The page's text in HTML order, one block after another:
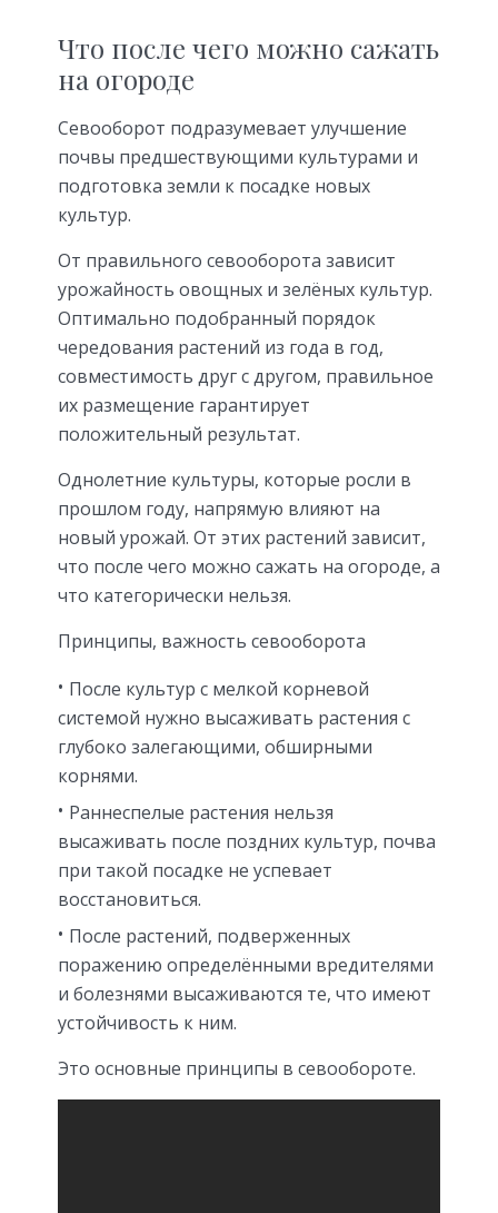
Что после чего можно сажать
на огороде
Севооборот подразумевает улучшение
почвы предшествующими культурами и
подготовка земли к посадке новых
культур.
От правильного севооборота зависит
урожайность овощных и зелёных культур.
Оптимально подобранный порядок
чередования растений из года в год,
совместимость друг с другом, правильное
их размещение гарантирует
положительный результат.
Однолетние культуры, которые росли в
прошлом году, напрямую влияют на
новый урожай. От этих растений зависит,
что после чего можно сажать на огороде, а
что категорически нельзя.
Принципы, важность севооборота
После культур с мелкой корневой
системой нужно высаживать растения с
глубоко залегающими, обширными
корнями.
Раннеспелые растения нельзя
высаживать после поздних культур, почва
при такой посадке не успевает
восстановиться.
После растений, подверженных
поражению определёнными вредителями
и болезнями высаживаются те, что имеют
устойчивость к ним.
Это основные принципы в севообороте.